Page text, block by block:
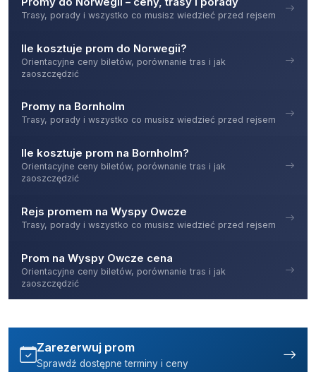
Trasy, porady i wszystko co musisz wiedzieć przed rejsem
Ile kosztuje prom do Norwegii?
Orientacyjne ceny biletów, porównanie tras i jak
zaoszczędzić
Promy na Bornholm
Trasy, porady i wszystko co musisz wiedzieć przed rejsem
Ile kosztuje prom na Bornholm?
Orientacyjne ceny biletów, porównanie tras i jak
zaoszczędzić
Rejs promem na Wyspy Owcze
Trasy, porady i wszystko co musisz wiedzieć przed rejsem
Prom na Wyspy Owcze cena
Orientacyjne ceny biletów, porównanie tras i jak
zaoszczędzić
Zarezerwuj prom
Sprawdź dostępne terminy i ceny